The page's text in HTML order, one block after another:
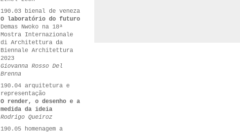
190.03 bienal de veneza
O laboratório do futuro
Demas Nwoko na 18ª
Mostra Internazionale
di Architettura da
Biennale Architettura
2023
Giovanna Rosso Del
Brenna
190.04 arquitetura e
representação
O render, o desenho e a
medida da ideia
Rodrigo Queiroz
190.05 homenagem a